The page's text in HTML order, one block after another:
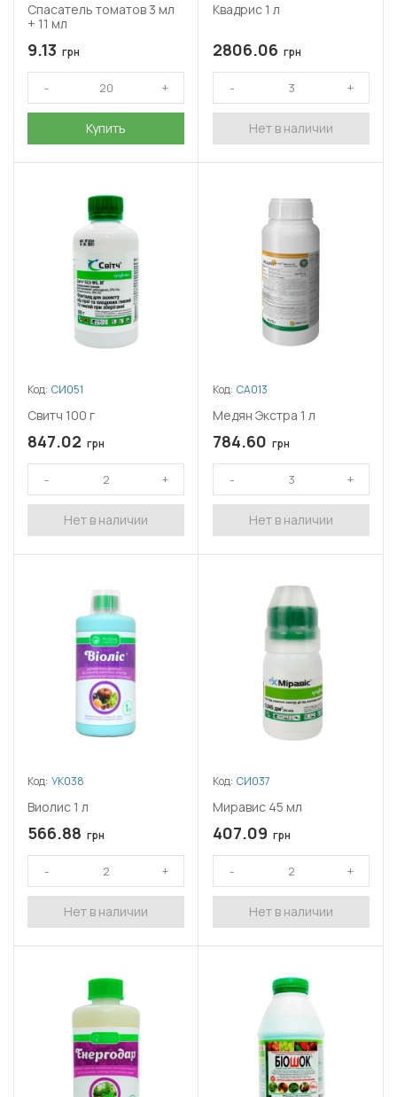
Спасатель томатов 3 мл
+ 11 мл
9.13 грн
Купить
Квадрис 1 л
2806.06 грн
Нет в наличии
Код: СИ051
Свитч 100 г
847.02 грн
Нет в наличии
Код: СА013
Медян Экстра 1 л
784.60 грн
Нет в наличии
Код: УК038
Виолис 1 л
566.88 грн
Нет в наличии
Код: СИ037
Миравис 45 мл
407.09 грн
Нет в наличии